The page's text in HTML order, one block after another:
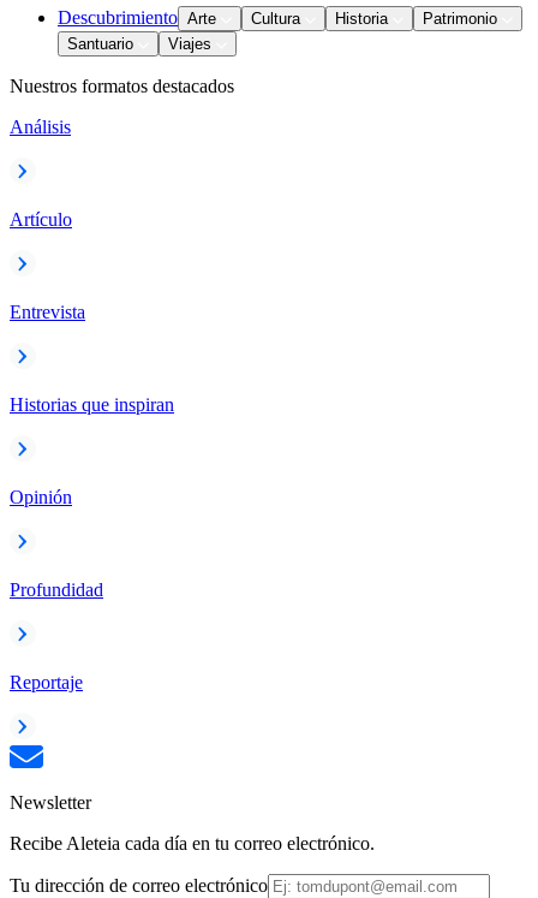
Descubrimiento Arte Cultura Historia
Patrimonio
Santuario
Viajes
Nuestros formatos destacados
Análisis
Artículo
Entrevista
Historias que inspiran
Opinión
Profundidad
Reportaje
Newsletter
Recibe Aleteia cada día en tu correo electrónico.
Tu dirección de correo electrónico